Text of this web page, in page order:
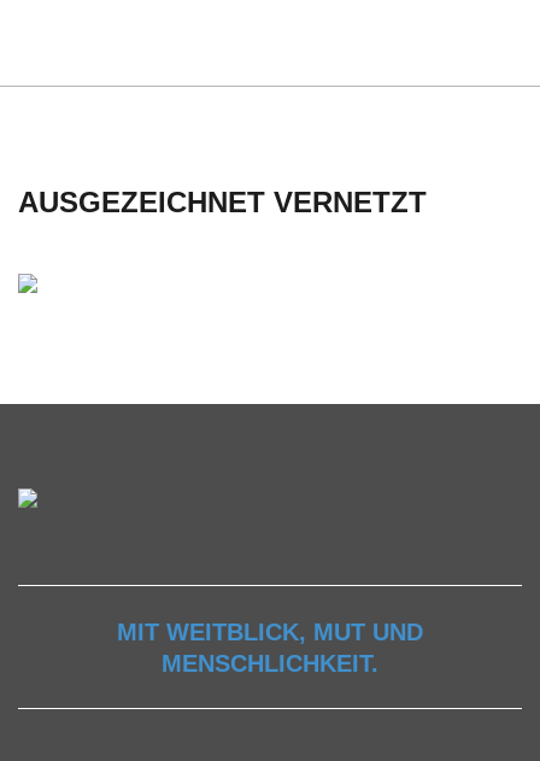
AUSGEZEICHNET VERNETZT
MIT WEITBLICK, MUT UND
MENSCHLICHKEIT.